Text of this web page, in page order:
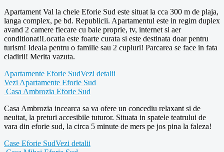
Apartament Val la cheie Eforie Sud este situat la cca 300 m de plaja,
langa complex, pe bd. Republicii. Apartamentul este in regim duplex
avand 2 camere fiecare cu baie proprie, tv, internet si aer
conditionat!Locatia este foarte curata si este destinata doar pentru
turism! Ideala pentru o familie sau 2 cupluri! Parcarea se face in fata
cladirii! Merita vazuta.
Apartamente Eforie SudVezi detalii
Vezi Apartamente Eforie Sud
Casa Ambrozia Eforie Sud
Casa Ambrozia incearca sa va ofere un concediu relaxant si de
neuitat, la preturi accesibile tuturor. Situata in spatele teatrului de
vara din eforie sud, la circa 5 minute de mers pe jos pina la faleza!
Case Eforie SudVezi detalii